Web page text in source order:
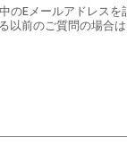
のEメールアドレスを
以前のご質問の場合